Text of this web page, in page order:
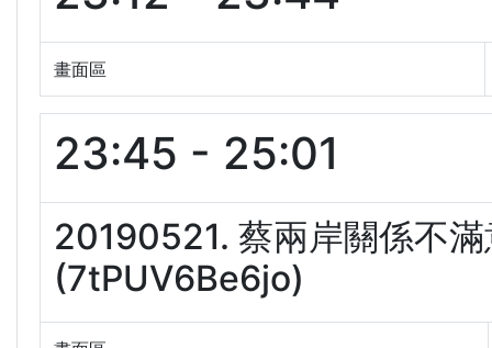
畫面區
23:45 - 25:01
20190521. 蔡兩岸關係不
(7tPUV6Be6jo)